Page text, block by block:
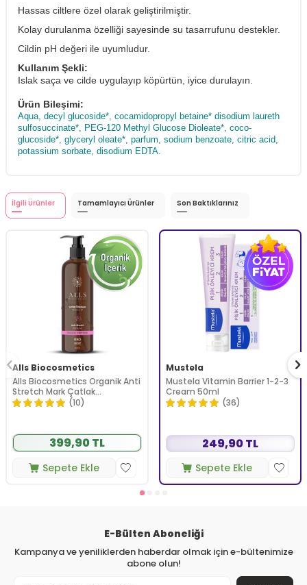
Hassas ciltlere özel olarak geliştirilmiştir.
Kolay durulanma özelliği sayesinde su tasarrufunu destekler.
Cildin pH değeri ile uyumludur.
Kullanım Şekli:
Islak saça ve cilde uygulayıp köpürtün, iyice durulayın.
Ürün Bileşimi:
Aqua, decyl glucoside*, cocamidopropyl betaine* disodium laureth
sulfosuccinate*, PEG-120 Methyl Glucose Dioleate*, coco-
glucoside*, glyceryl oleate*, parfum, sodium benzoate, citric acid,
potassium sorbate, disodium EDTA.
İlgili Ürünler Tamamlayıcı Ürünler Son Baktıklarınız
Alls Biocosmetics
Alls Biocosmetics Organik Anti
Stretch Mark Çatlak
Önlemeye Yardımcı Jel 350 ml
(10)
399,90 TL
Sepete Ekle
Mustela
Mustela Vitamin Barrier 1-2-3
Cream 50ml
(36)
249,90 TL
Sepete Ekle
E-Bülten Aboneliği
Kampanya ve yeniliklerden haberdar olmak için e-bültenimize
abone olun!